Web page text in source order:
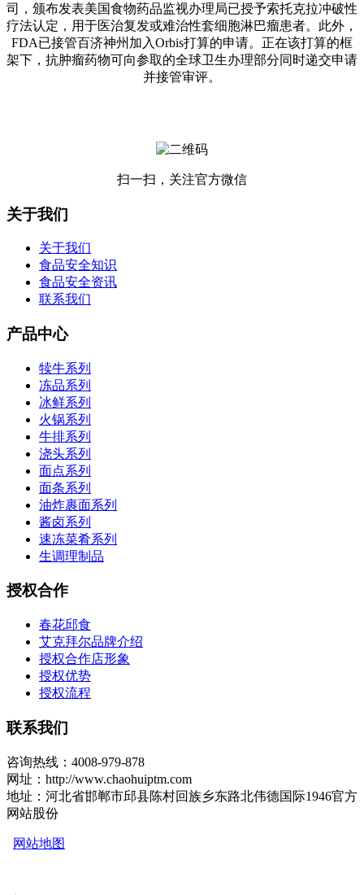
司，颁布发表美国食物药品监视办理局已授予索托克拉冲破性
疗法认定，用于医治复发或难治性套细胞淋巴瘤患者。此外，
FDA已接管百济神州加入Orbis打算的申请。正在该打算的框
架下，抗肿瘤药物可向参取的全球卫生办理部分同时递交申请
并接管审评。
扫一扫，关注官方微信
关于我们
关于我们
食品安全知识
食品安全资讯
联系我们
产品中心
犊牛系列
冻品系列
冰鲜系列
火锅系列
牛排系列
浇头系列
面点系列
面条系列
油炸裹面系列
酱卤系列
速冻菜肴系列
生调理制品
授权合作
春花邱食
艾克拜尔品牌介绍
授权合作店形象
授权优势
授权流程
联系我们
咨询热线：4008-979-878
网址：http://www.chaohuiptm.com
地址：河北省邯郸市邱县陈村回族乡东路北伟德国际1946官方
网站股份
网站地图